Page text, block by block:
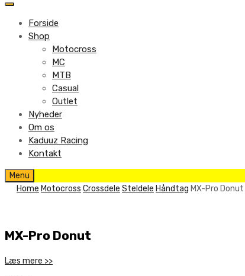
Forside
Shop
Motocross
MC
MTB
Casual
Outlet
Nyheder
Om os
Kaduuz Racing
Kontakt
Skip
Menu
Home Motocross Crossdele Steldele Håndtag MX-Pro Donut
MX-Pro Donut
Læs mere >>